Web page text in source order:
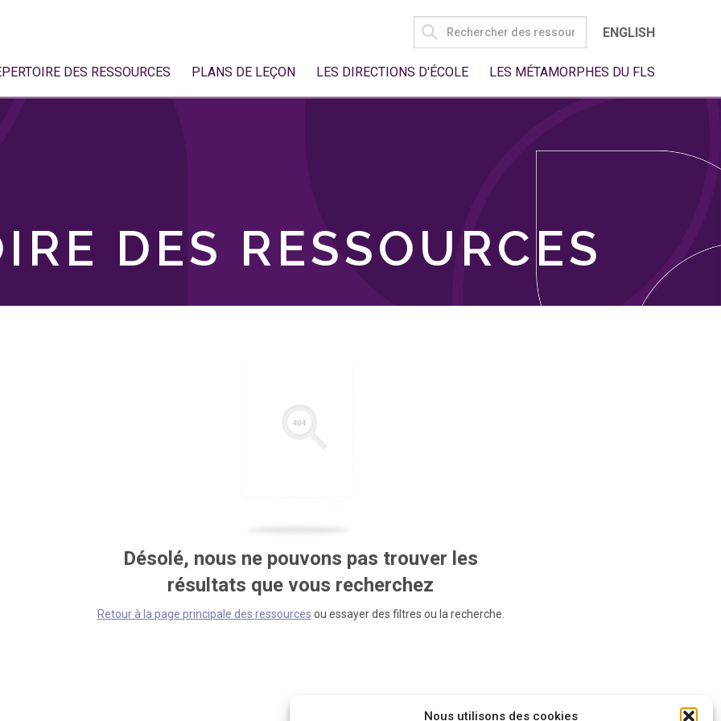
Nous utilisons des cookies
SEARCH
FOR:
ENGLISH
DES RESSOURCES PLANS DE LEÇON LES DIRECTIONS D'ÉCOLE LES MÉTAMORPHES DU FLS
DES RESSOURCES
Désolé, nous ne pouvons pas trouver les
résultats que vous recherchez
Retour à la page principale des ressources ou essayer des filtres ou la recherche.